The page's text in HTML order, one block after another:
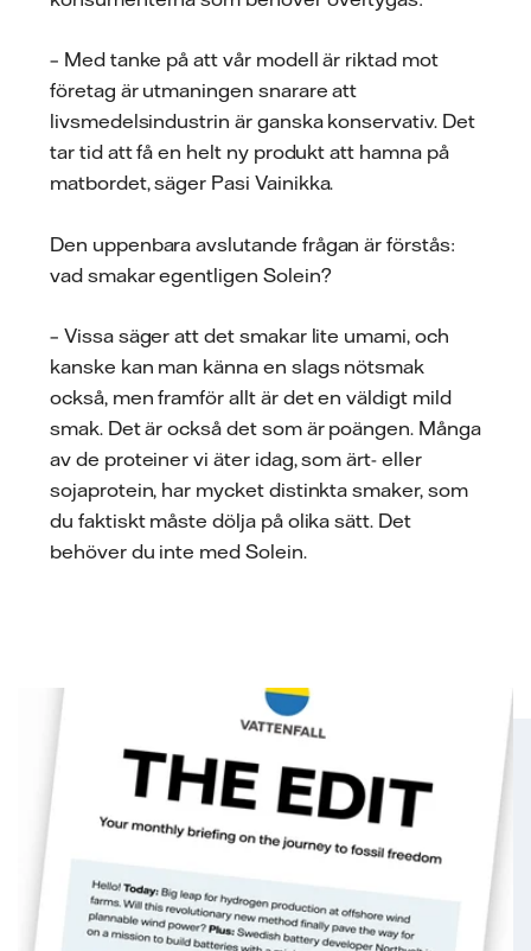
– Med tanke på att vår modell är riktad mot
företag är utmaningen snarare att
livsmedelsindustrin är ganska konservativ. Det
tar tid att få en helt ny produkt att hamna på
matbordet, säger Pasi Vainikka.
Den uppenbara avslutande frågan är förstås:
vad smakar egentligen Solein?
– Vissa säger att det smakar lite umami, och
kanske kan man känna en slags nötsmak
också, men framför allt är det en väldigt mild
smak. Det är också det som är poängen. Många
av de proteiner vi äter idag, som ärt- eller
sojaprotein, har mycket distinkta smaker, som
du faktiskt måste dölja på olika sätt. Det
behöver du inte med Solein.